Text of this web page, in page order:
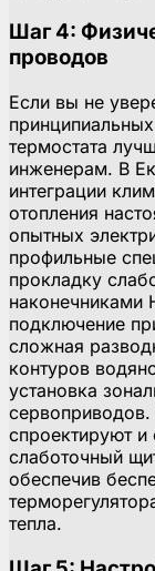
Шаг 4:
проводов
Если вы не
термостата
инженерам. В
интеграции
отопления
опытных
профильные
прокладку
подключение
сложная
контуров
установка
спроектируют и
слаботочный
обеспечив
тепла.